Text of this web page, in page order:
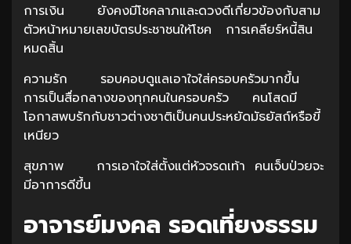
การเงิน ยังคงมีโชคลาภและดวงดีเกี่ยวข้องกับสาม
ตัวหน้าหมายเลขบัตรประชาชนให้โชค การเคลียร์หนี้สิน
หมดสิ้น
ความรัก รอบคอบดูแลเอาใจใส่ครอบครัวมากขึ้น
การเป็นสื่อกลางของทุกคนในครอบครัว คนโสดมี
โอกาสพบรักกับชาวต่างชาติเป็นคนประหยัดมัธยัสถ์หรือขี้
เหนียว
สุขภาพ การเอาใจใส่ตั้งแต่หัวจรดเท้า คนเจ็บป่วยจะ
มีอาการดีขึ้น
อาจารย์มงคล รอดเที่ยงธรรม